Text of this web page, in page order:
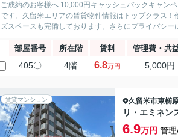
ご成約のお客様へ 10,000円キャッシュバックキャン
です。久留米エリアの賃貸物件情報はトップクラス
ズスペースも完備しております。さらにプライバシ
部屋番号 所在階 賃料 管理費・共
405〇 4階 6.8万円 5,000円
賃貸マンション 久留米市東櫛
リ・エミネン
6.9万円 管